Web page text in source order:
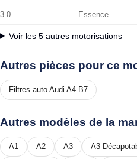
3.0 Essence
Voir les 5 autres motorisations
Autres pièces pour ce
Filtres auto Audi A4 B7
Autres modèles de la
A1 A2 A3 A3